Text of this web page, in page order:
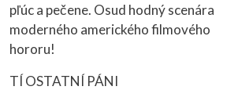
pľúc a pečene. Osud hodný scenára
moderného amerického filmového
hororu!
TÍ OSTATNÍ PÁNI